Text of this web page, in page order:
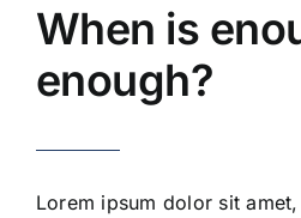
When is
enough?
Lorem ipsum dolor sit